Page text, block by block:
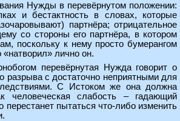
Нужды в перевёрнутом положении:
и бестактность в словах, которые
партнёра; отрицательное
со стороны его партнёра, в котором
поскольку к нему просто бумерангом
«натворил» лично он.
перевёрнутая Нужда говорит о
разрыва с достаточно неприятными для
С Истоком же она должна
человеческая слабость – гадающий
перестанет пытаться что-либо изменить